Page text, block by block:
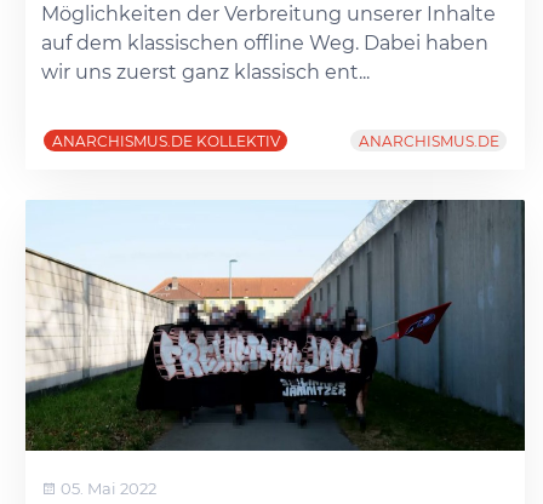
Möglichkeiten der Verbreitung unserer Inhalte
auf dem klassischen offline Weg. Dabei haben
wir uns zuerst ganz klassisch ent...
ANARCHISMUS.DE KOLLEKTIV ANARCHISMUS.DE
05. Mai 2022